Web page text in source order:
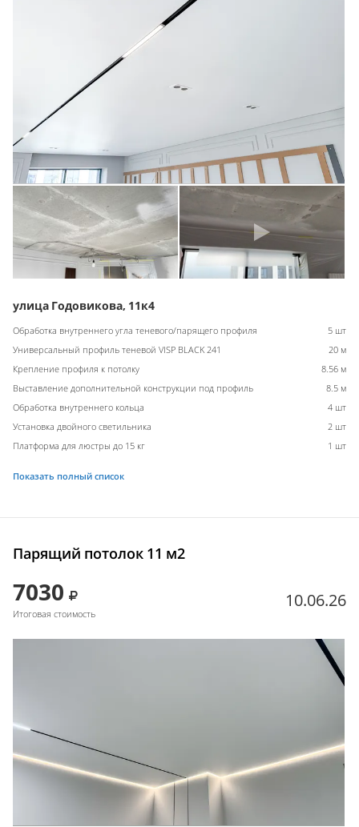
улица Годовикова, 11к4
Обработка внутреннего угла теневого/парящего профиля
5 шт
Универсальный профиль теневой VISP BLACK 241
20 м
Крепление профиля к потолку
8.56 м
Выставление дополнительной конструкции под профиль
8.5 м
Обработка внутреннего кольца
4 шт
Установка двойного светильника
2 шт
Платформа для люстры до 15 кг
1 шт
Показать полный список
Парящий потолок 11 м2
7030
Итоговая стоимость
10.06.26